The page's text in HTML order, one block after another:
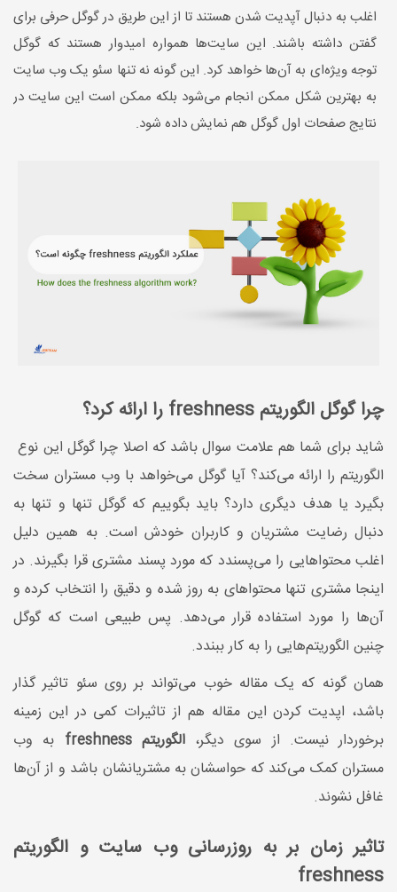
اغلب به دنبال آپدیت شدن هستند تا از این طریق در گوگل حرفی برای
گفتن داشته باشند. این سایت‌ها همواره امیدوار هستند که گوگل
توجه ویژه‌ای به آن‌ها خواهد کرد. این گونه نه تنها سئو یک وب سایت
به بهترین شکل ممکن انجام می‌شود بلکه ممکن است این سایت در
نتایج صفحات اول گوگل هم نمایش داده شود.
چرا گوگل الگوریتم freshness را ارائه کرد؟
شاید برای شما هم علامت سوال باشد که اصلا چرا گوگل این نوع
الگوریتم را ارائه می‌کند؟ آیا گوگل می‌خواهد با وب مستران سخت
بگیرد یا هدف دیگری دارد؟ باید بگوییم که گوگل تنها و تنها به
دنبال رضایت مشتریان و کاربران خودش است. به همین دلیل
اغلب محتوا‌هایی را می‌پسندد که مورد پسند مشتری قرا بگیرند. در
اینجا مشتری تنها محتوا‌های به روز شده و دقیق را انتخاب کرده و
آن‌ها را مورد استفاده قرار می‌دهد. پس طبیعی است که گوگل
چنین الگوریتم‌هایی را به کار ببندد.
همان گونه که یک مقاله خوب می‌تواند بر روی سئو ‌تاثیر گذار
باشد، اپدیت کردن این مقاله هم از تاثیرات کمی در این زمینه
برخوردار نیست. از سوی دیگر،الگوریتم freshness
به وب
مستران کمک می‌کند که حواسشان به مشتریانشان باشد و از آن‌ها
غافل نشوند.
تاثیر زمان بر به روزرسانی وب سایت و الگوریتم
freshness